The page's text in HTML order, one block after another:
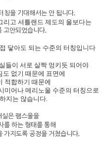
칭을 기대해서는 안 됩니다.
리고 셔틀랜드 제도의 울보다는
고안되었습니다.
닿아도 되는 수준의 터칭입니다
들이 서로 살짝 엉키듯 되어야
도 없기 때문에 표면에
적합하기 때문에
미어나 메리노울 수준의 터칭으로
지는 않습니다.
실은 램스울을
를 하는 형태를 통해
가지도록 공정을 거쳤습니다.